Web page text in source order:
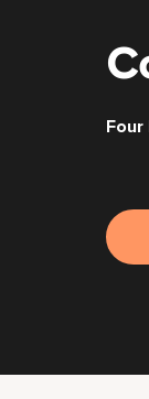
Four